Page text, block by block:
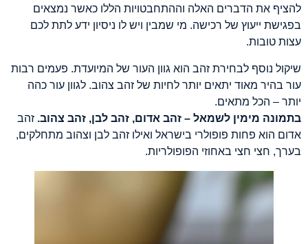
להציף את הדברים האלה וההתחבטויות הללו כאשר נמצאים
בפגישת ייעוץ של רכישה. מי שמבין ויש לו ניסיון ידע לתת לכם
עצות טובות.
שיקול נוסף לבחירת זהב הוא גוון העור של המיועדת. פעמים רבות
עור בהיר מאוד יתאים יותר לחיות של זהב צהוב. לגוון עור כהה
יותר – הכל מתאים.
בתמונה מימין לשמאל – זהב אדום, זהב לבן, זהב צהוב. זהב
אדום הוא פחות פופולרי בישראל ואילו זהב לבן וצהוב מתחלקים,
בערך, חצי חצי באחוזי הפופולריות.